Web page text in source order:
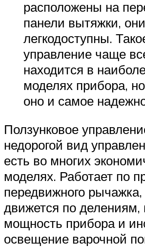
расположены на
панели вытяжки, они
легкодоступны.
управление чаще
находится в
моделях прибора,
оно и самое
Ползунковое
недорогой вид
есть во многих
моделях. Работает по
передвижного рычажка,
движется по делениям,
мощность прибора и
освещение варочной